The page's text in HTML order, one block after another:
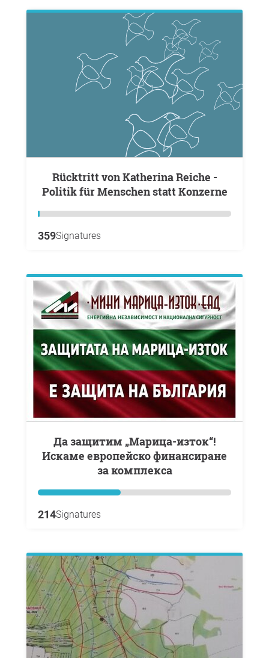
Rücktritt von Katherina Reiche -
Politik für Menschen statt Konzerne
359Signatures
Да защитим „Марица-изток“!
Искаме европейско финансиране
за комплекса
214Signatures